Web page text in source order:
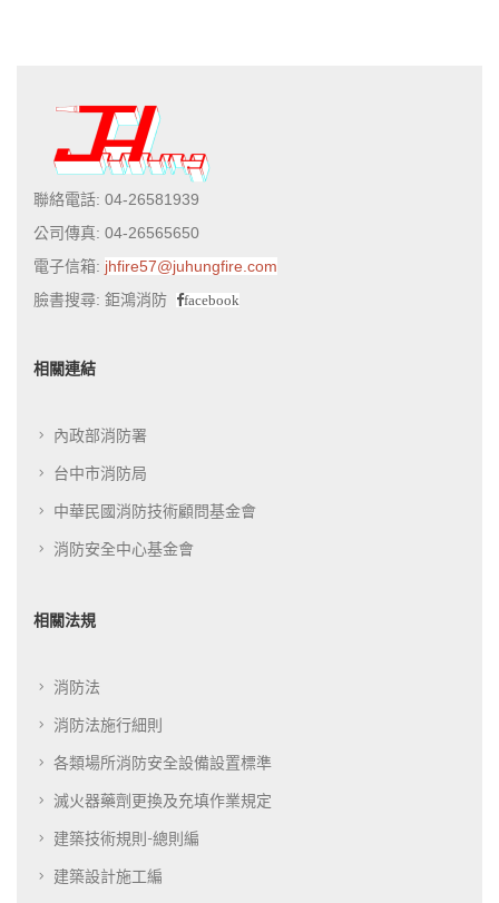
聯絡電話: 04-26581939
公司傳真: 04-26565650
電子信箱: jhfire57@juhungfire.com
臉書搜尋: 鉅鴻消防
facebook
相關連結
內政部消防署
台中市消防局
中華民國消防技術顧問基金會
消防安全中心基金會
相關法規
消防法
消防法施行細則
各類場所消防安全設備設置標準
滅火器藥劑更換及充填作業規定
建築技術規則-總則編
建築設計施工編